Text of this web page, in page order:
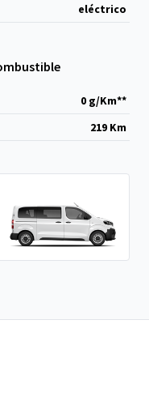
eléctrico
0 g/Km**
219 Km